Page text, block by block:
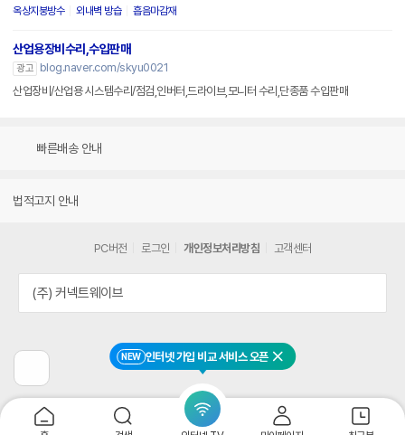
NEW 인터넷 가입 비교 서비스 오픈 닫기
옥상지붕방수 외내벽 방습 흡음마감재
산업용장비수리,수입판매
광고
blog.naver.com/skyu0021
산업장비/산업용 시스템수리/점검,인버터,드라이브,모니터 수리,단종품 수입판매
빠른배송 안내
법적고지 안내
전
페
이
지
PC버전 로그인 개인정보처리방침 고객센터
(주) 커넥트웨이브